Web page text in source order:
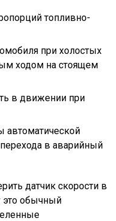
топливно-
при холостых
ходом на стоящем
в движении при
автоматической
в аварийный
датчик скорости в
это обычный